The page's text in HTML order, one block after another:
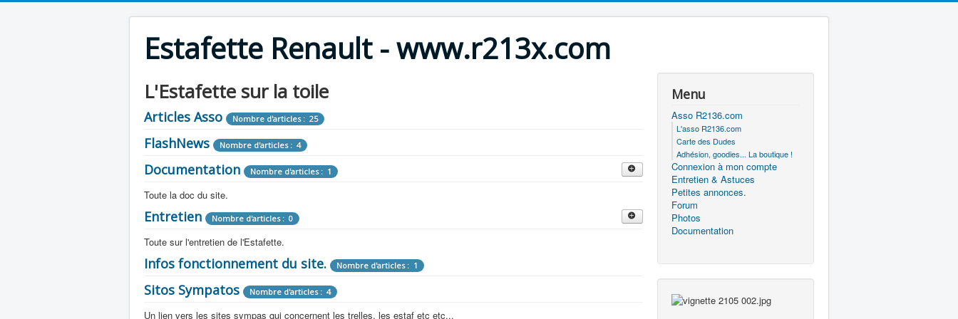
Estafette Renault - www.r213x.com
L'Estafette sur la toile
Articles Asso Nombre d'articles : 25
FlashNews Nombre d'articles : 4
Documentation Nombre d'articles : 1
Toute la doc du site.
Revue de Presse Nombre d'articles : 9
Tous les articles que l'on a vu sur l'estafette !
Camping Car Nombre d'articles : 3
Toute la doc sur les camping cars ou aménagements d'époque.
Documentation Nombre d'articles : 13
Entretien Nombre d'articles : 0
Toute sur l'entretien de l'Estafette.
Mécanique Nombre d'articles : 0
Moteur Nombre d'articles : 14
Electricité Nombre d'articles : 0
Infos fonctionnement du site. Nombre d'articles : 1
Sitos Sympatos Nombre d'articles : 4
Un lien vers les sites sympas qui concernent les trelles, les estaf etc etc...
Menu
Asso R2136.com
L'asso R2136.com
Carte des Dudes
Adhésion, goodies... La boutique !
Connexion à mon compte
Entretien & Astuces
Petites annonces.
Forum
Photos
Documentation